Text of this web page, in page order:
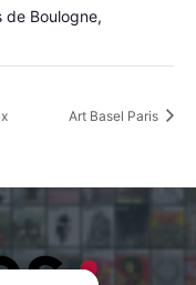
de Boulogne,
Art Basel Paris